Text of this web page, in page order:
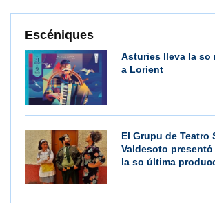
Escéniques
Asturies lleva la so
a Lorient
El Grupu de Teatro
Valdesoto
la so última